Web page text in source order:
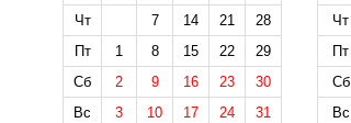
Чт
7 14 21
28
Пт
1 8 15 22
29
Сб
2 9 16 23
30
Вс
3 10 17 24 31
Чт
Пт
Сб
Вс